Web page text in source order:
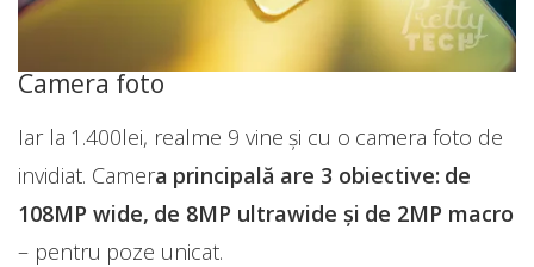
Camera foto
Iar la 1.400lei, realme 9 vine și cu o camera foto de
invidiat. Camera principală are 3 obiective: de
108MP wide, de 8MP ultrawide și de 2MP macro
– pentru poze unicat.